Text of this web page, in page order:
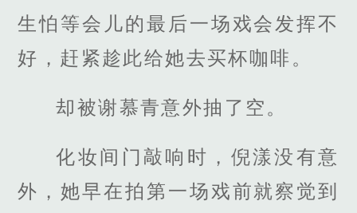
生怕等会儿的最后一场戏会发挥不
好，赶紧趁此给她去买杯咖啡。
却被谢慕青意外抽了空。
化妆间门敲响时，倪漾没有意
外，她早在拍第一场戏前就察觉到